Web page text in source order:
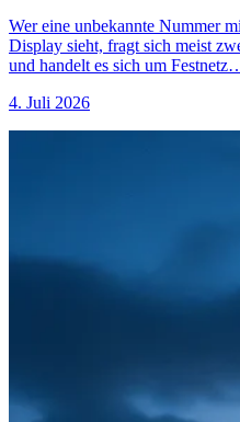
Wer eine unbekannte Nummer
Display sieht, fragt sich meist
und handelt es sich um
4. Juli 2026